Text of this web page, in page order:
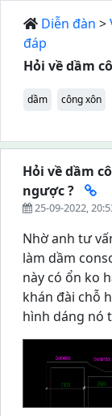
Diễn đàn >
đáp
Hỏi về dầm
dầm công xôn
Hỏi về dầm
ngược ?
25-09-2022,
Nhờ anh tư
làm dầm
này có ổn ko
khán đài chỗ
hình dáng nó